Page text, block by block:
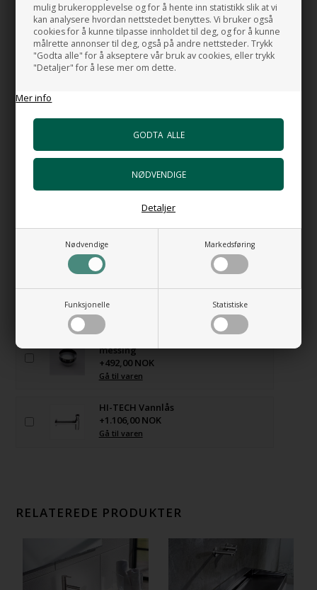
mulig brukeropplevelse og for å hente inn statistikk slik at vi
kan analysere hvordan nettstedet benyttes. Vi bruker også
cookies for å kunne tilpasse innholdet til deg, og for å kunne
målrette annonser til deg, også på andre nettsteder. Trykk
"Godta alle" for å akseptere vår bruk av cookies, eller trykk
"Detaljer" for å lese mer om dette.
Mer info
Nødvendige Markedsføring
Funksjonelle Statistiske
Detaljer
Servanten er produsert i henhold til EUs miljølovgivning
Varenummer: 6876185473B
Download manual
HUSK OGSÅ DISSE
Bunnventil Free Flow AT i Svart
+1.047,00 NOK
Gå til varen
Gå til varen
+106,00 NOK
Gå til varen
Bunnventil Free Flow i i forkrommet
messing
+492,00 NOK
Gå til varen
HI-TECH Vannlås
+1.106,00 NOK
Gå til varen
RELATEREDE PRODUKTER